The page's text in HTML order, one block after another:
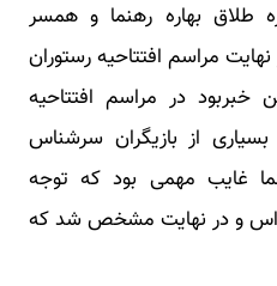
طلاق بهاره رهنما و همسر
مراسم افتتاحیه رستوران
خبربود در مراسم افتتاحیه
از بازیگران سرشناس
غایب مهمی بود که توجه
اس و در نهایت مشخص شد که